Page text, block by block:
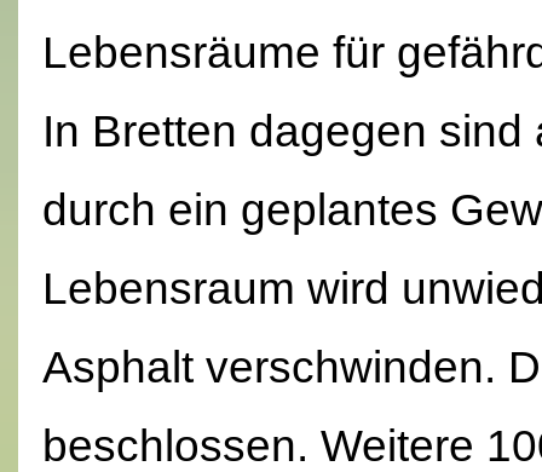
Lebensräume für
In Bretten dagegen
durch ein geplantes
Lebensraum wird
Asphalt verschwinden.
beschlossen. Weitere